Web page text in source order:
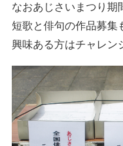
なおあじさいまつり期
短歌と俳句の作品募集
興味ある方はチャレン